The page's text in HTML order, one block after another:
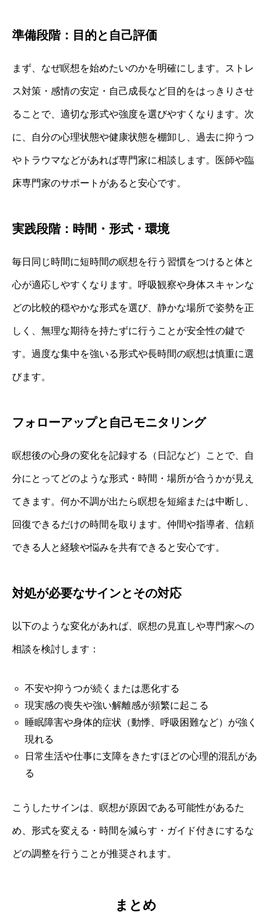
準備段階：目的と自己評価
まず、なぜ瞑想を始めたいのかを明確にします。ストレ
ス対策・感情の安定・自己成長など目的をはっきりさせ
ることで、適切な形式や強度を選びやすくなります。次
に、自分の心理状態や健康状態を棚卸し、過去に抑うつ
やトラウマなどがあれば専門家に相談します。医師や臨
床専門家のサポートがあると安心です。
実践段階：時間・形式・環境
毎日同じ時間に短時間の瞑想を行う習慣をつけると体と
心が適応しやすくなります。呼吸観察や身体スキャンな
どの比較的穏やかな形式を選び、静かな場所で姿勢を正
しく、無理な期待を持たずに行うことが安全性の鍵で
す。過度な集中を強いる形式や長時間の瞑想は慎重に選
びます。
フォローアップと自己モニタリング
瞑想後の心身の変化を記録する（日記など）ことで、自
分にとってどのような形式・時間・場所が合うかが見え
てきます。何か不調が出たら瞑想を短縮または中断し、
回復できるだけの時間を取ります。仲間や指導者、信頼
できる人と経験や悩みを共有できると安心です。
対処が必要なサインとその対応
以下のような変化があれば、瞑想の見直しや専門家への
相談を検討します：
不安や抑うつが続くまたは悪化する
現実感の喪失や強い解離感が頻繁に起こる
睡眠障害や身体的症状（動悸、呼吸困難など）が強く
現れる
日常生活や仕事に支障をきたすほどの心理的混乱があ
る
こうしたサインは、瞑想が原因である可能性があるた
め、形式を変える・時間を減らす・ガイド付きにするな
どの調整を行うことが推奨されます。
まとめ